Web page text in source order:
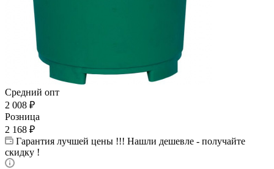
Средний опт
2 008 ₽
Розница
2 168 ₽
Гарантия лучшей цены !!! Нашли дешевле - получайте
скидку !